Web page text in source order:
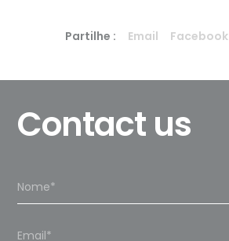
Partilhe : Email Facebook
Contact us